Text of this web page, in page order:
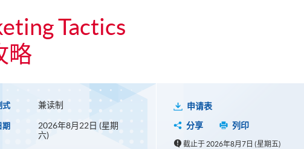
Tactics
略
式 兼读制
期
2026年8月22日 (星期
六)
申请表
分享
列印
截止于 2026年8月7日 (星期五)